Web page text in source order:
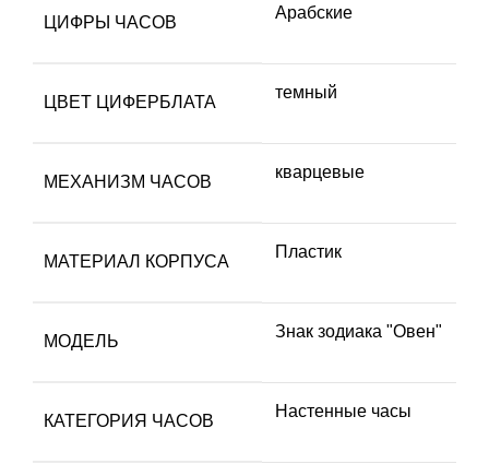
ЦИФРЫ ЧАСОВ
Арабские
ЦВЕТ ЦИФЕРБЛАТА
темный
МЕХАНИЗМ ЧАСОВ
кварцевые
МАТЕРИАЛ КОРПУСА
Пластик
МОДЕЛЬ
Знак зодиака "Овен"
КАТЕГОРИЯ ЧАСОВ
Настенные часы